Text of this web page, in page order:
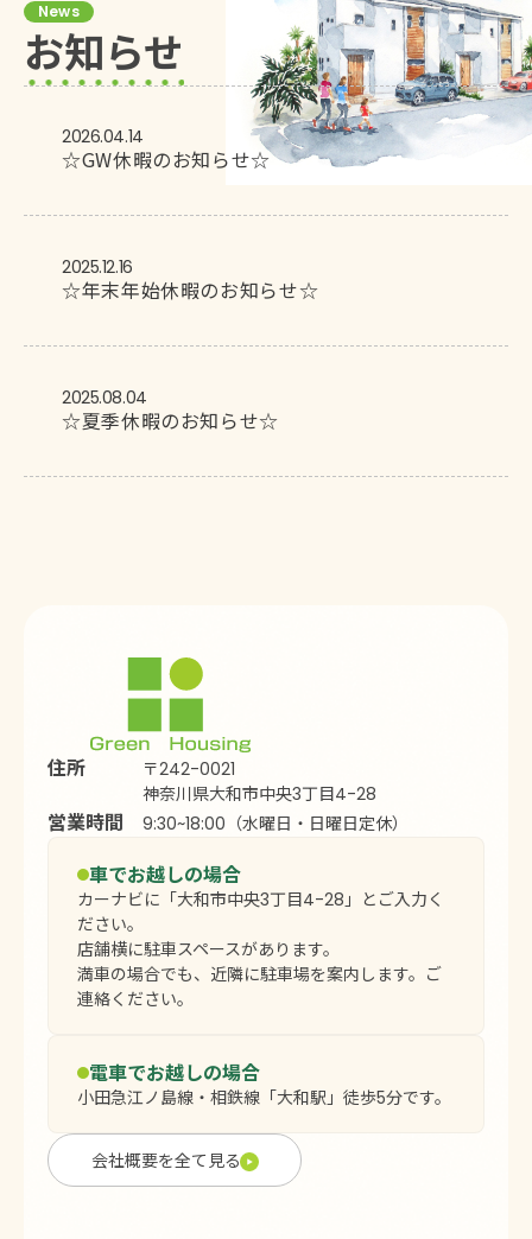
News
お知らせ
2026.04.14
☆GW休暇のお知らせ☆
2025.12.16
☆年末年始休暇のお知らせ☆
2025.08.04
☆夏季休暇のお知らせ☆
住所
〒242-0021
神奈川県大和市中央3丁目4-28
営業時間 9:30~18:00（水曜日・日曜日定休）
車でお越しの場合
カーナビに「大和市中央3丁目4-28」とご入力く
ださい。
店舗横に駐車スペースがあります。
満車の場合でも、近隣に駐車場を案内します。ご
連絡ください。
電車でお越しの場合
小田急江ノ島線・相鉄線「大和駅」徒歩5分です。
会社概要を全て見る